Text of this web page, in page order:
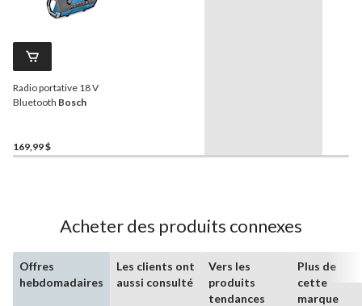
Radio portative 18 V
Bluetooth Bosch
169,99 $
Acheter des produits connexes
Offres
hebdomadaires
Les clients ont
aussi consulté
Vers les
produits
tendances
Plus de
cette
marque